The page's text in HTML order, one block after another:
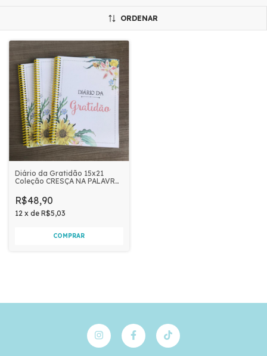
ORDENAR
Diário da Gratidão 15x21
Coleção CRESÇA NA PALAVRA
R$48,90
12 x de R$5,03